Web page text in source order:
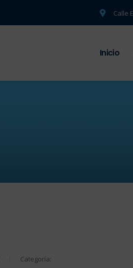
Calle
Inicio
Categoría: